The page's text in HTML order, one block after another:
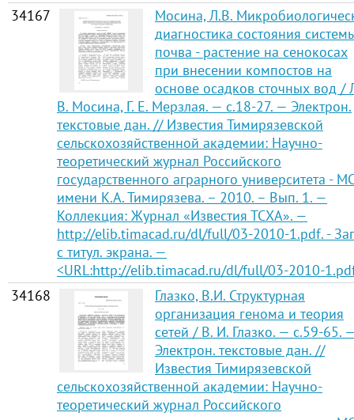
34167
Мосина, Л.В.
диагностика состояния
почва - растение на сенокосах
при внесении компостов на
основе осадков сточных вод /
В. Мосина, Г. Е. Мерзлая. — с.18-27. — Электрон.
текстовые дан. // Известия Тимирязевской
сельскохозяйственной академии: Научно-
теоретический журнал Российского
государственного аграрного университета -
имени К.А. Тимирязева. – 2010. – Вып. 1. —
Коллекция: Журнал «Известия ТСХА». —
http://elib.timacad.ru/dl/full/03-2010-1.pdf. -
с титул. экрана. —
<URL:http://elib.timacad.ru/dl/full/03-2010-
34168
Глазко, В.И. Структурная
организация генома и теория
сетей / В. И. Глазко. — с.59-65.
Электрон. текстовые дан. //
Известия Тимирязевской
сельскохозяйственной академии: Научно-
теоретический журнал Российского